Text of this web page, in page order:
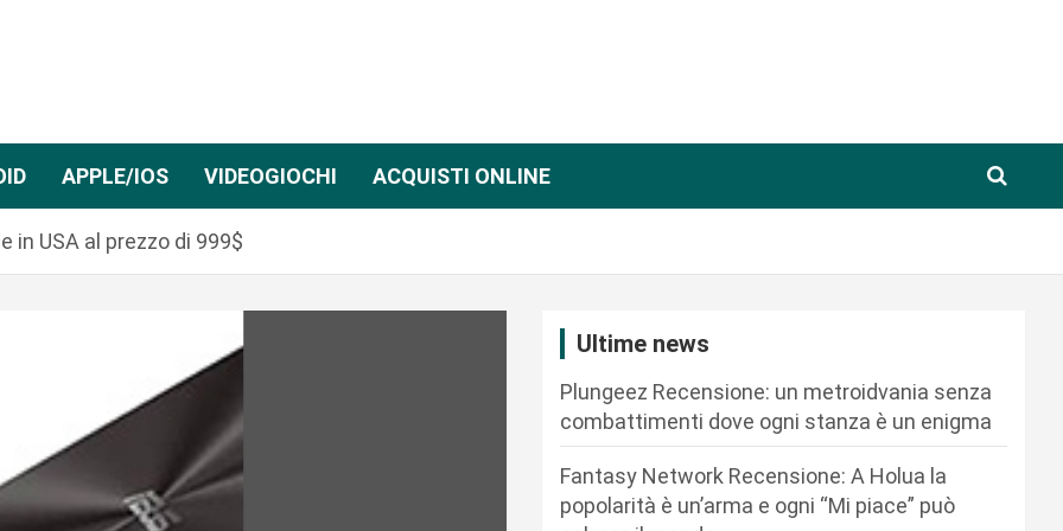
APPLE/IOS VIDEOGIOCHI ACQUISTI ONLINE
in USA al prezzo di 999$
Ultime news
Plungeez Recensione: un metroidvania senza
combattimenti dove ogni stanza è un enigma
Fantasy Network Recensione: A Holua la
popolarità è un’arma e ogni “Mi piace” può